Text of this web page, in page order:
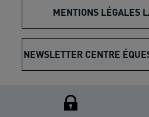
MENTIONS LÉGALES
NEWSLETTER CENTRE